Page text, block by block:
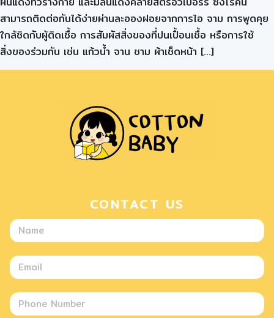
สามารถติดต่อกันได้ง่ายผ่านละอองฝอยจากการไอ จาม การพูดคุย
ใกล้ชิดกับผู้ติดเชื้อ การสัมผัสสิ่งของที่ปนเปื้อนเชื้อ หรือการใช้
สิ่งของร่วมกัน เช่น แก้วน้ำ จาน ชาม ผ้าเช็ดหน้า […]
CONTACT US